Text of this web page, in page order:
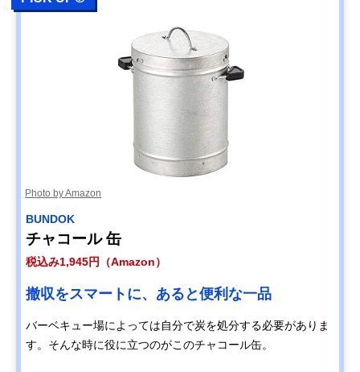
Photo by Amazon
BUNDOK
チャコール 缶
税込み1,945円（Amazon）
撤収をスマートに、あると便利な一品
バーベキュー場によっては自分で炭を処分する必要がありま
す。そんな時に役に立つのがこのチャコール缶。